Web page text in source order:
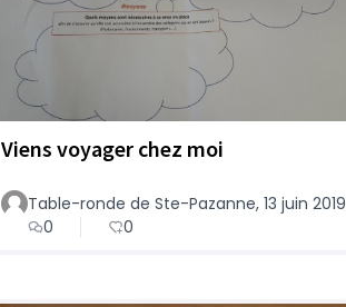
Viens voyager chez moi
Table-ronde de Ste-Pazanne, 13 juin 2019
0
0